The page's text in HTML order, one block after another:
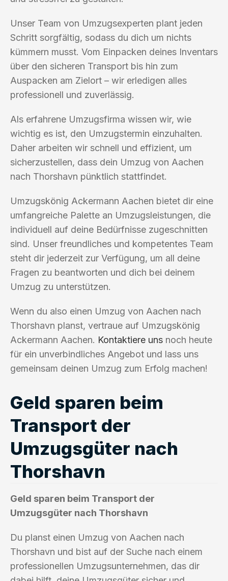
Unser Team von Umzugsexperten plant jeden
Schritt sorgfältig, sodass du dich um nichts
kümmern musst. Vom Einpacken deines Inventars
über den sicheren Transport bis hin zum
Auspacken am Zielort – wir erledigen alles
professionell und zuverlässig.
Als erfahrene Umzugsfirma wissen wir, wie
wichtig es ist, den Umzugstermin einzuhalten.
Daher arbeiten wir schnell und effizient, um
sicherzustellen, dass dein Umzug von Aachen
nach Thorshavn pünktlich stattfindet.
Umzugskönig Ackermann Aachen bietet dir eine
umfangreiche Palette an Umzugsleistungen, die
individuell auf deine Bedürfnisse zugeschnitten
sind. Unser freundliches und kompetentes Team
steht dir jederzeit zur Verfügung, um all deine
Fragen zu beantworten und dich bei deinem
Umzug zu unterstützen.
Wenn du also einen Umzug von Aachen nach
Thorshavn planst, vertraue auf Umzugskönig
Ackermann Aachen. Kontaktiere uns noch heute
für ein unverbindliches Angebot und lass uns
gemeinsam deinen Umzug zum Erfolg machen!
Geld sparen beim
Transport der
Umzugsgüter nach
Thorshavn
Geld sparen beim Transport der
Umzugsgüter nach Thorshavn
Du planst einen Umzug von Aachen nach
Thorshavn und bist auf der Suche nach einem
professionellen Umzugsunternehmen, das dir